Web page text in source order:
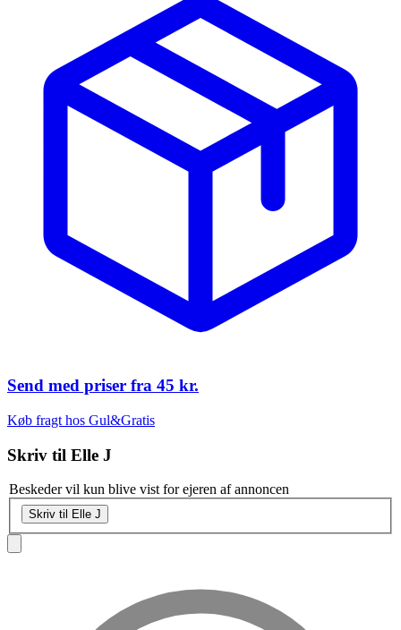
Send med priser fra 45 kr.
Køb fragt hos Gul&Gratis
Skriv til Elle J
Beskeder vil kun blive vist for ejeren af annoncen
Skriv til Elle J